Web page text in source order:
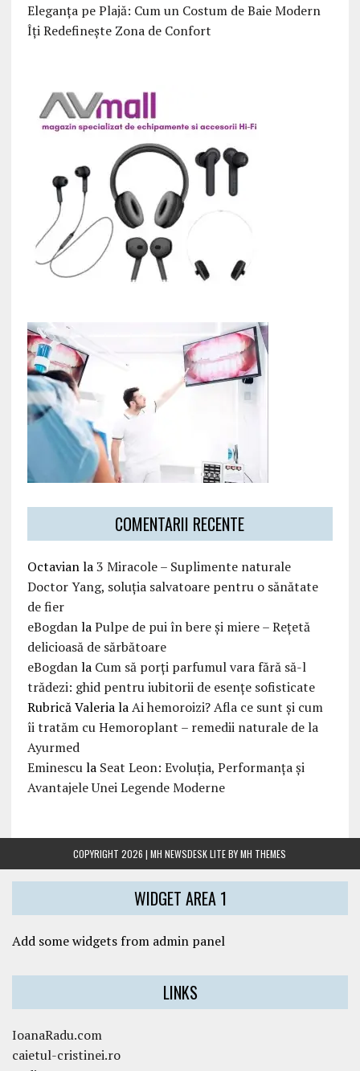
Eleganța pe Plajă: Cum un Costum de Baie Modern
Îți Redefinește Zona de Confort
COMENTARII RECENTE
Octavianla3 Miracole – Suplimente naturale
Doctor Yang, soluția salvatoare pentru o sănătate
de fier
eBogdanlaPulpe de pui în bere și miere – Rețetă
delicioasă de sărbătoare
eBogdanla Cum să porți parfumul vara fără să-l
trădezi: ghid pentru iubitorii de esențe sofisticate
Rubrică ValerialaAi hemoroizi? Afla ce sunt și cum
îi tratăm cu Hemoroplant – remedii naturale de la
Ayurmed
Eminescula Seat Leon: Evoluția, Performanța și
Avantajele Unei Legende Moderne
COPYRIGHT 2026 | MH NEWSDESK LITE BYMH THEMES
WIDGET AREA 1
Add some widgets from admin panel
LINKS
IoanaRadu.com
caietul-cristinei.ro